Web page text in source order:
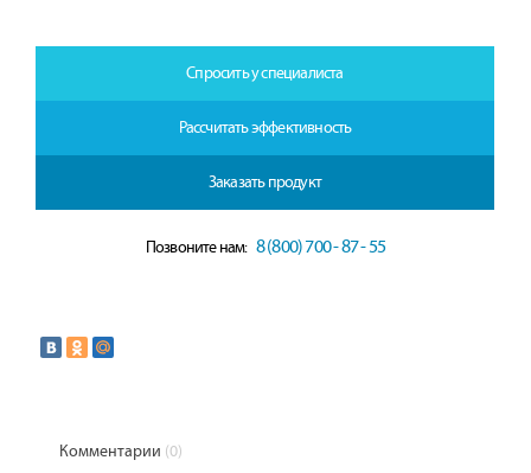
Спросить у специалиста
Рассчитать эффективность
Заказать продукт
Позвоните нам: 8 (800) 700 - 87 - 55
Комментарии (0)